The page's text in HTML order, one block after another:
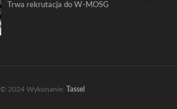
Trwa rekrutacja do W-MOSG
© 2024 Wykonanie: Tassel